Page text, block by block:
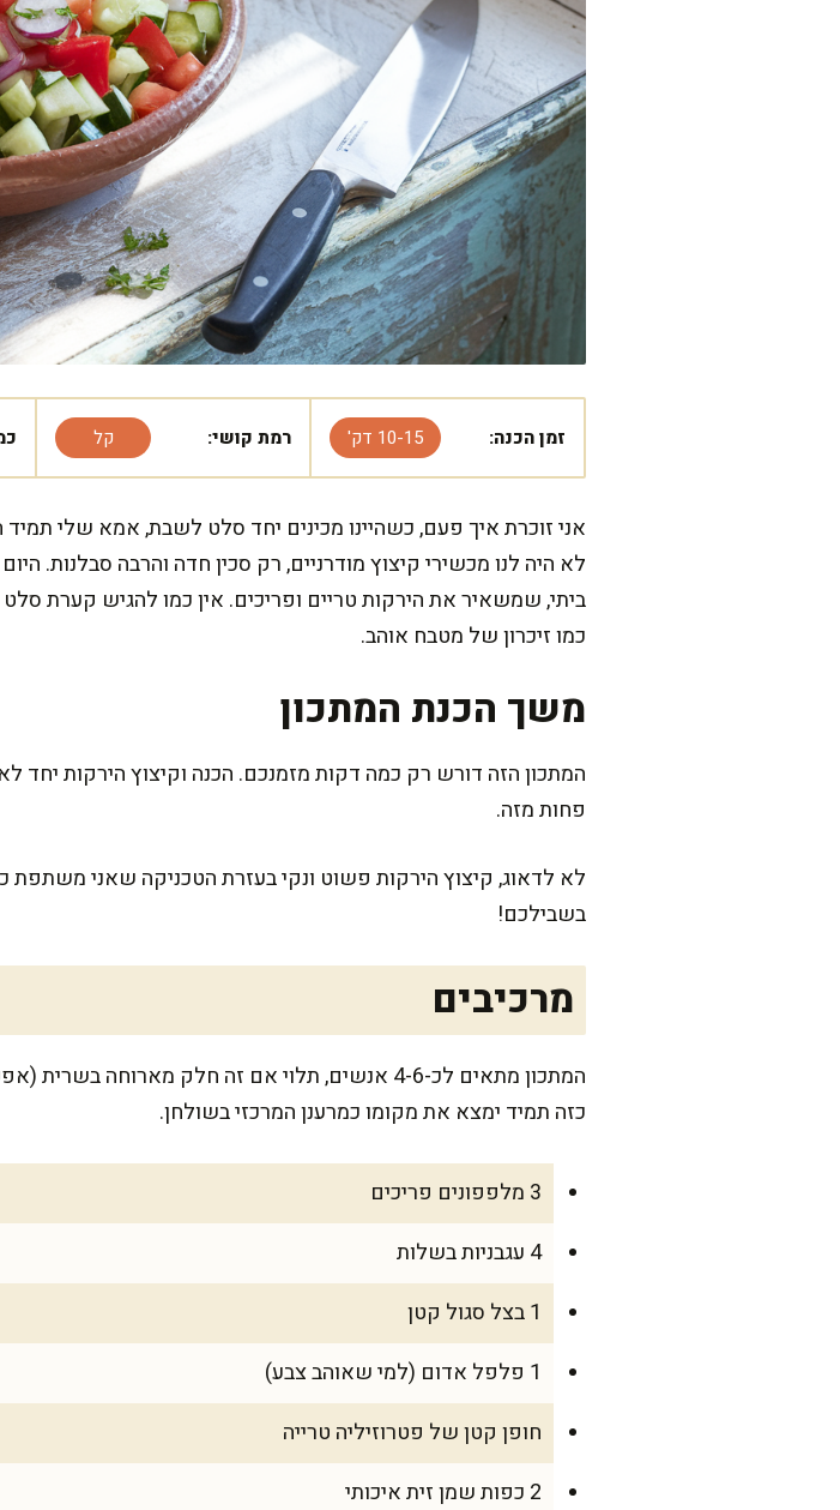
זמן הכנה: 10-15 דק' רמת קושי: קל
אני זוכרת איך פעם, כשהיינו מכינים יחד סלט לשבת, אמא שלי
לא היה לנו מכשירי קיצוץ מודרניים, רק סכין חדה והרבה סבלנות.
ביתי, שמשאיר את הירקות טריים ופריכים. אין כמו להגיש קערת סלט
כמו זיכרון של מטבח אוהב.
משך הכנת המתכון
פחות מזה.
לא לדאוג, קיצוץ הירקות פשוט ונקי בעזרת הטכניקה שאני
בשבילכם!
מרכיבים
המתכון מתאים לכ-4-6 אנשים, תלוי אם זה חלק מארוחה בשרית (אפשר לבדוק
כזה תמיד ימצא את מקומו כמרענן המרכזי בשולחן.
3 מלפפונים פריכים
4 עגבניות בשלות
1 בצל סגול קטן
1 פלפל אדום (למי שאוהב צבע)
חופן קטן של פטרוזיליה טרייה
2 כפות שמן זית איכותי